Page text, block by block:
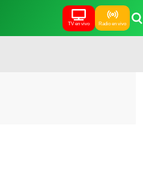
TV en vivo Radio en vivo